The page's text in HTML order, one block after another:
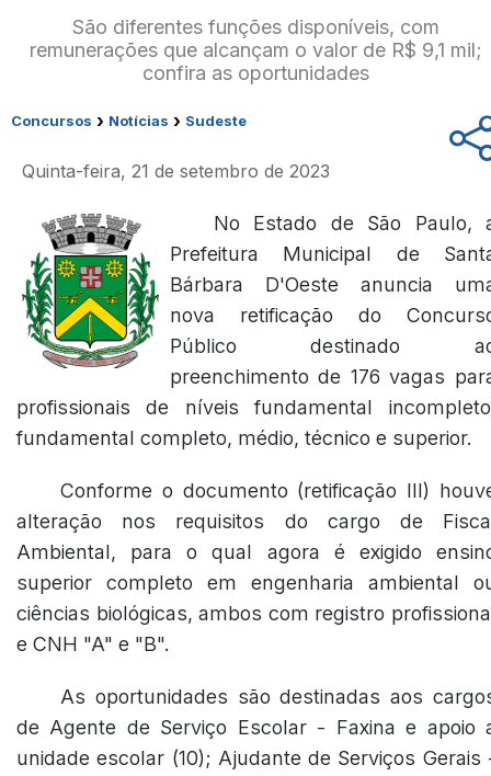
São diferentes funções disponíveis, com
remunerações que alcançam o valor de R$ 9,1 mil;
confira as oportunidades
Concursos › Notícias › Sudeste
Quinta-feira, 21 de setembro de 2023
No Estado de São Paulo,
Prefeitura Municipal de
Bárbara D'Oeste anuncia
nova retificação do
Público destinado
preenchimento de 176 vagas
profissionais de níveis fundamental
fundamental completo, médio, técnico e superior.
Conforme o documento (retificação III)
alteração nos requisitos do cargo de
Ambiental, para o qual agora é exigido
superior completo em engenharia ambiental
ciências biológicas, ambos com registro
e CNH "A" e "B".
As oportunidades são destinadas aos
de Agente de Serviço Escolar - Faxina e apoio
unidade escolar (10); Ajudante de Serviços Gerais